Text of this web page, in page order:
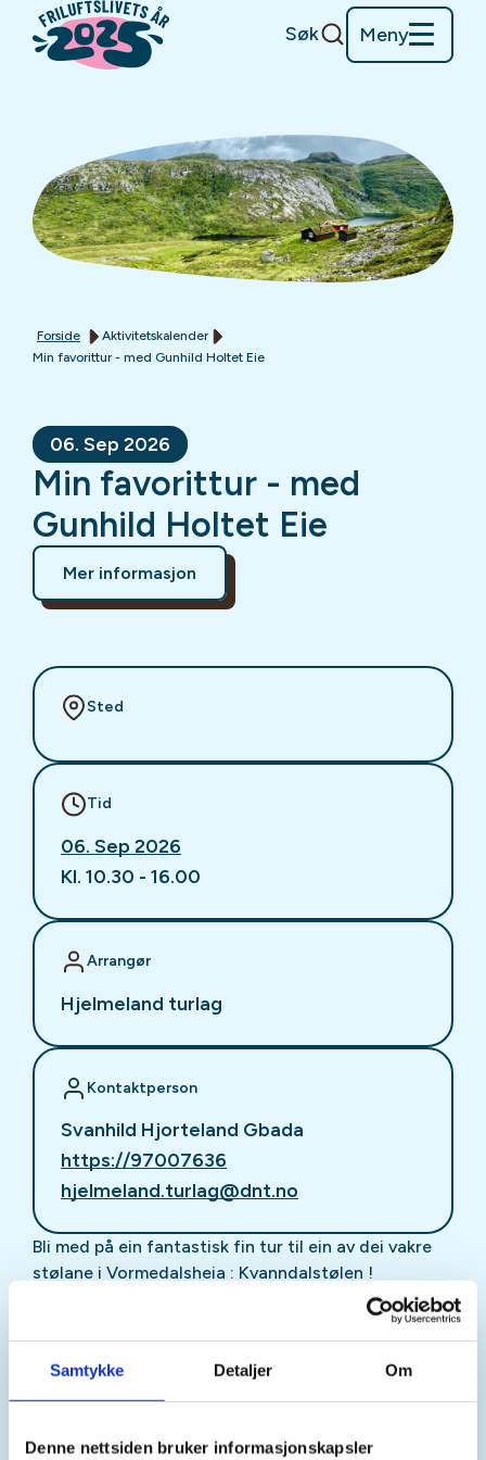
Samtykke Detaljer Om
Denne nettsiden bruker informasjonskapsler
Søk Meny
Forside
Aktivitetskalender
Min favorittur - med Gunhild Holtet Eie
06. Sep 2026
Min favorittur - med
Gunhild Holtet Eie
Mer informasjon
Sted
Tid
06. Sep 2026
Kl. 10.30 - 16.00
Arrangør
Hjelmeland turlag
Kontaktperson
Svanhild Hjorteland Gbada
https://97007636
hjelmeland.turlag@dnt.no
Bli med på ein fantastisk fin tur til ein av dei vakre
stølane i Vormedalsheia : Kvanndalstølen !
stølane her tilhøyrer familien. Gunhild har i mange
år vore styreleiar i Stavanger turistforening, og er
trappar opp: ho går nå inn som nestleiar i